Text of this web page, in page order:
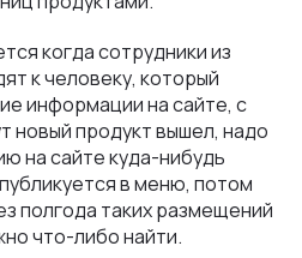
когда сотрудники из
к человеку, который
информации на сайте, с
новый продукт вышел, надо
на сайте куда-нибудь
в меню, потом
полгода таких размещений
что-либо найти.